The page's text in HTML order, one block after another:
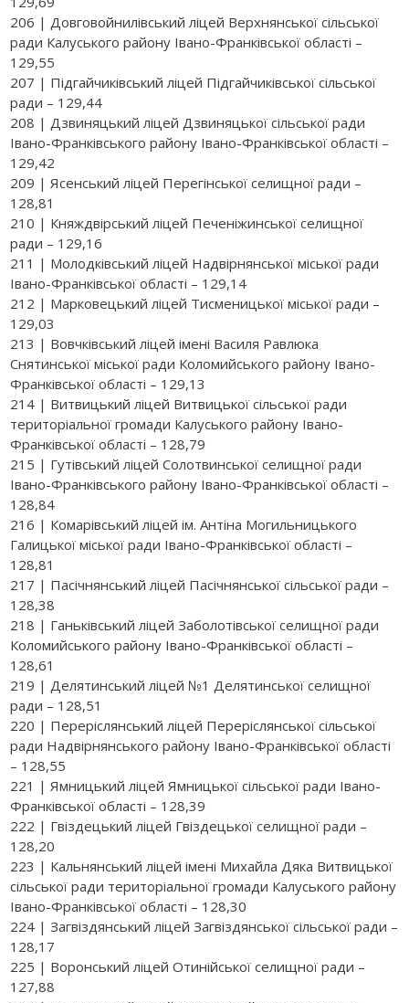
206 | Довговойнилівський ліцей Верхнянської сільської
ради Калуського району Івано-Франківської області –
129,55
207 | Підгайчиківський ліцей Підгайчиківської сільської
ради – 129,44
208 | Дзвиняцький ліцей Дзвиняцької сільської ради
Івано-Франківського району Івано-Франківської області –
129,42
209 | Ясенський ліцей Перегінської селищної ради –
128,81
210 | Княждвірський ліцей Печеніжинської селищної
ради – 129,16
211 | Молодківський ліцей Надвірнянської міської ради
Івано-Франківської області – 129,14
212 | Марковецький ліцей Тисменицької міської ради –
129,03
213 | Вовчківський ліцей імені Василя Равлюка
Снятинської міської ради Коломийського району Івано-
Франківської області – 129,13
214 | Витвицький ліцей Витвицької сільської ради
територіальної громади Калуського району Івано-
Франківської області – 128,79
215 | Гутівський ліцей Солотвинської селищної ради
Івано-Франківського району Івано-Франківської області –
128,84
216 | Комарівський ліцей ім. Антіна Могильницького
Галицької міської ради Івано-Франківської області –
128,81
217 | Пасічнянський ліцей Пасічнянської сільської ради –
128,38
218 | Ганьківський ліцей Заболотівської селищної ради
Коломийського району Івано-Франківської області –
128,61
219 | Делятинський ліцей №1 Делятинської селищної
ради – 128,51
220 | Переріслянський ліцей Переріслянської сільської
ради Надвірнянського району Івано-Франківської області
– 128,55
221 | Ямницький ліцей Ямницької сільської ради Івано-
Франківської області – 128,39
222 | Гвіздецький ліцей Гвіздецької селищної ради –
128,20
223 | Кальнянський ліцей імені Михайла Дяка Витвицької
сільської ради територіальної громади Калуського району
Івано-Франківської області – 128,30
224 | Загвіздянський ліцей Загвіздянської сільської ради –
128,17
225 | Воронський ліцей Отинійської селищної ради –
127,88